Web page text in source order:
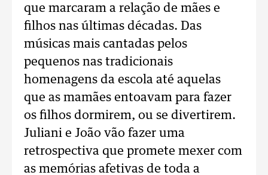
que marcaram a relação de mães e
filhos nas últimas décadas. Das
músicas mais cantadas pelos
pequenos nas tradicionais
homenagens da escola até aquelas
que as mamães entoavam para fazer
os filhos dormirem, ou se divertirem.
Juliani e João vão fazer uma
retrospectiva que promete mexer com
as memórias afetivas de toda a